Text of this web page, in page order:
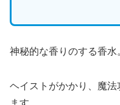
神秘的な香りのする香水
ヘイストがかかり、魔